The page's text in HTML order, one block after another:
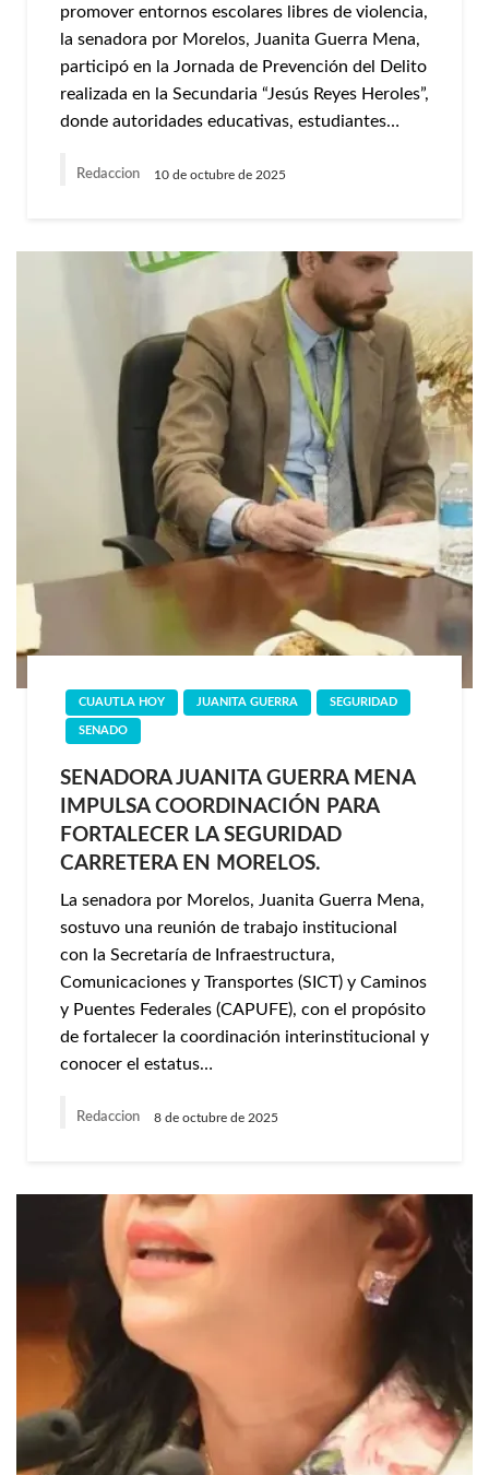
promover entornos escolares libres de violencia,
la senadora por Morelos, Juanita Guerra Mena,
participó en la Jornada de Prevención del Delito
realizada en la Secundaria “Jesús Reyes Heroles”,
donde autoridades educativas, estudiantes…
Redaccion 10 de octubre de 2025
CUAUTLA HOY JUANITA GUERRA SEGURIDAD
SENADO
SENADORA JUANITA GUERRA MENA
IMPULSA COORDINACIÓN PARA
FORTALECER LA SEGURIDAD
CARRETERA EN MORELOS.
La senadora por Morelos, Juanita Guerra Mena,
sostuvo una reunión de trabajo institucional
con la Secretaría de Infraestructura,
Comunicaciones y Transportes (SICT) y Caminos
y Puentes Federales (CAPUFE), con el propósito
de fortalecer la coordinación interinstitucional y
conocer el estatus…
Redaccion 8 de octubre de 2025